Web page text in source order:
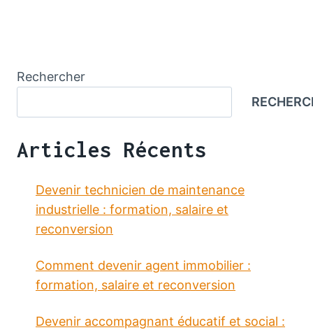
Rechercher
Articles Récents
Devenir technicien de maintenance
industrielle : formation, salaire et
reconversion
Comment devenir agent immobilier :
formation, salaire et reconversion
Devenir accompagnant éducatif et social :